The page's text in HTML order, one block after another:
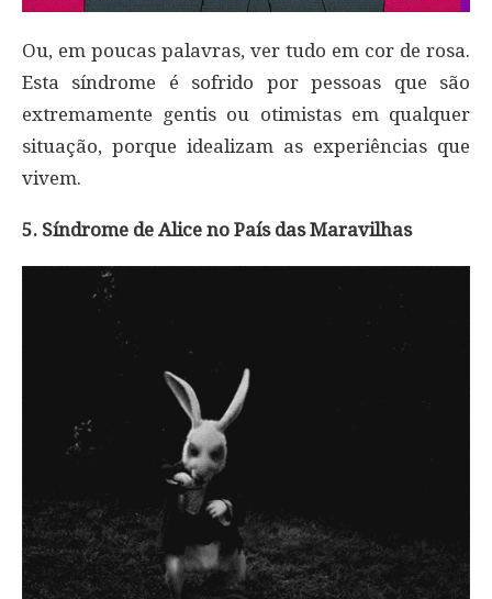
Ou, em poucas palavras, ver tudo em cor de rosa.
Esta síndrome é sofrido por pessoas que são
extremamente gentis ou otimistas em qualquer
situação, porque idealizam as experiências que
vivem.
5. Síndrome de Alice no País das Maravilhas